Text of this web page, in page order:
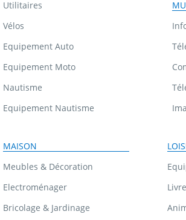
Utilitaires
Vélos
Equipement Auto
Equipement Moto
Nautisme
Equipement Nautisme
MAISON
Meubles & Décoration
Electroménager
Bricolage & Jardinage